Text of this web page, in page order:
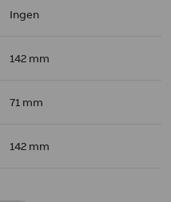
Ingen
142 mm
71 mm
142 mm